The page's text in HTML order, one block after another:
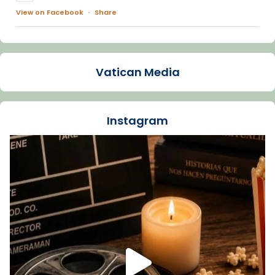
View on Facebook · Share
Arquebisbat de Barcelona
La Carmina va patir depressió. Fa gairebé
dos mesos, a l'Estadi Lluís Companys, la
Recupera l'entrevista comp
Vatican
tican News 👇
www.vaticannews.va/es/iglesia/news/2026-
07/carmina-historia-depresion-papa-viaje-
espana-testimoni...
Foto
View on Facebook · Share
Vatican Media
Instagram